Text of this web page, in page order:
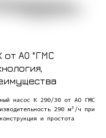
от АО "ГМС
насос К 290/30 от АО ГМС
290 м³/ч при
и простота